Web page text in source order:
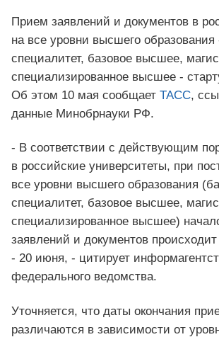
Прием заявлений и документов в
на все уровни высшего образования
специалитет, базовое высшее,
специализированное высшее -
Об этом 10 мая сообщает ТАСС,
данные Минобрнауки РФ.
- В соответствии с действующим
в российские университеты, при
все уровни высшего образования
специалитет, базовое высшее,
специализированное высшее)
заявлений и документов
- 20 июня, - цитирует
федерального ведомства.
Уточняется, что даты окончания
различаются в зависимости от